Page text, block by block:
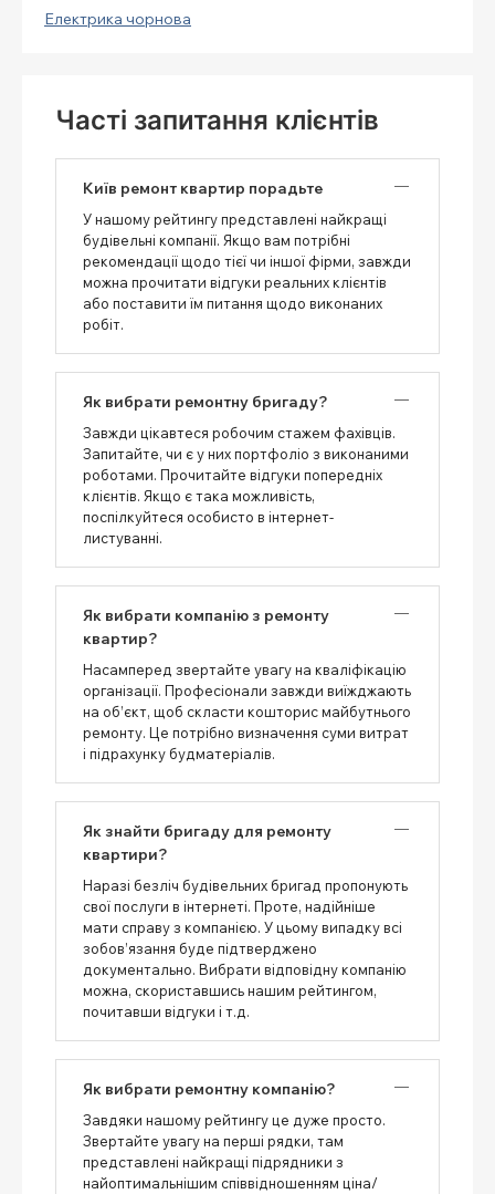
Електрика чорнова
Часті запитання клієнтів
Київ ремонт квартир порадьте
У нашому рейтингу представлені найкращі
будівельні компанії. Якщо вам потрібні
рекомендації щодо тієї чи іншої фірми, завжди
можна прочитати відгуки реальних клієнтів
або поставити їм питання щодо виконаних
робіт.
Як вибрати ремонтну бригаду?
Завжди цікавтеся робочим стажем фахівців.
Запитайте, чи є у них портфоліо з виконаними
роботами. Прочитайте відгуки попередніх
клієнтів. Якщо є така можливість,
поспілкуйтеся особисто в інтернет-
листуванні.
Як вибрати компанію з ремонту
квартир?
Насамперед звертайте увагу на кваліфікацію
організації. Професіонали завжди виїжджають
на об’єкт, щоб скласти кошторис майбутнього
ремонту. Це потрібно визначення суми витрат
і підрахунку будматеріалів.
Як знайти бригаду для ремонту
квартири?
Наразі безліч будівельних бригад пропонують
свої послуги в інтернеті. Проте, надійніше
мати справу з компанією. У цьому випадку всі
зобов’язання буде підтверджено
документально. Вибрати відповідну компанію
можна, скориставшись нашим рейтингом,
почитавши відгуки і т.д.
Як вибрати ремонтну компанію?
Завдяки нашому рейтингу це дуже просто.
Звертайте увагу на перші рядки, там
представлені найкращі підрядники з
найоптимальнішим співвідношенням ціна/